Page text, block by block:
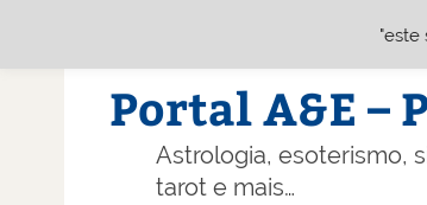
Portal A&E –
Astrologia, esoterismo,
tarot e mais…
"este